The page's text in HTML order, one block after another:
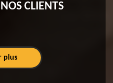
CLIENTS
plus